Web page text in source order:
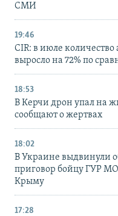
СМИ
19:46
CIR: в июле
выросло на 72% по
18:53
В Керчи дрон упал на
сообщают о жертвах
18:02
В Украине выдвинули
приговор бойцу ГУР
Крыму
17:28